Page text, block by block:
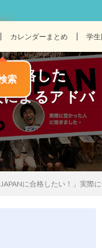
カレンダーまとめ 学
合格した
によるアドバ
JAPANに合格したい！」実際